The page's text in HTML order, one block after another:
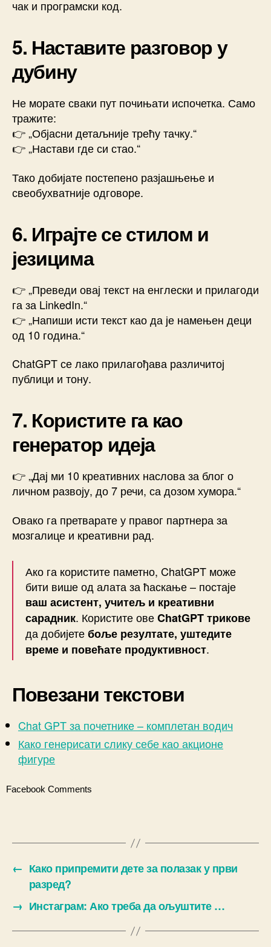
чак и програмски код.
5. Наставите разговор у
дубину
Не морате сваки пут почињати испочетка. Само
тражите:
👉 „Објасни детаљније трећу тачку.“
👉 „Настави где си стао.“
Тако добијате постепено разјашњење и
свеобухватније одговоре.
6. Играјте се стилом и
језицима
👉 „Преведи овај текст на енглески и прилагоди
га за LinkedIn.“
👉 „Напиши исти текст као да је намењен деци
од 10 година.“
ChatGPT се лако прилагођава различитој
публици и тону.
7. Користите га као
генератор идеја
👉 „Дај ми 10 креативних наслова за блог о
личном развоју, до 7 речи, са дозом хумора.“
Овако га претварате у правог партнера за
мозгалице и креативни рад.
Ако га користите паметно, ChatGPT може
бити више од алата за ћаскање – постаје
ваш асистент, учитељ и креативни
сарадник. Користите овеChatGPT трикове
да добијетебоље резултате, уштедите
време и повећате продуктивност.
Повезани текстови
Chat GPT за почетнике – комплетан водич
Како генерисати слику себе као акционе
фигуре
Facebook Comments
← Како припремити дете за полазак у први
разред?
→ Инстаграм: Ако треба да ољуштите …